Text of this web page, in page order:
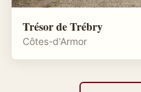
Trésor de Trébry
Côtes-d'Armor